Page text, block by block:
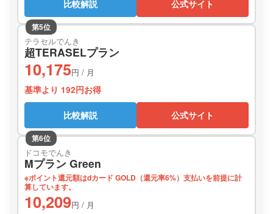
比較解説 公式サイト
第5位
テラセルでんき
超TERASELプラン
10,175円 / 月
基準より 192円お得
比較解説 公式サイト
第6位
ドコモでんき
Mプラン Green
※ポイント還元額はdカード GOLD（還元率6%）支払いを前提に計
算しています。
10,209円 / 月